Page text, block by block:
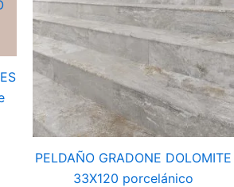
PELDAÑO GRADONE DOLOMITE
33X120 porcelánico